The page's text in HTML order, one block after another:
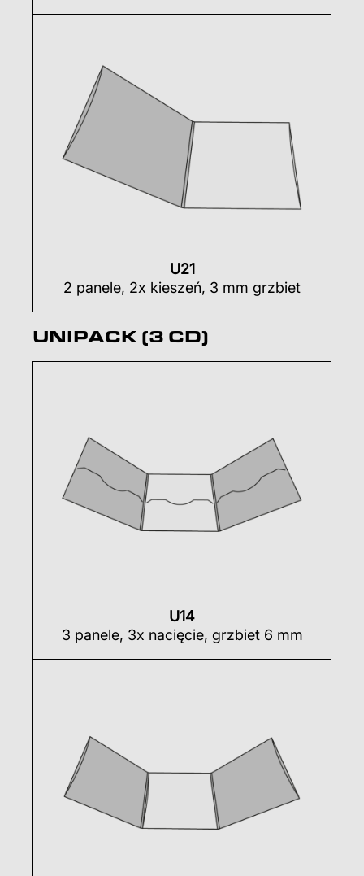
U21
2 panele, 2x kieszeń, 3 mm grzbiet
UNIPACK (3 CD)
U14
3 panele, 3x nacięcie, grzbiet 6 mm